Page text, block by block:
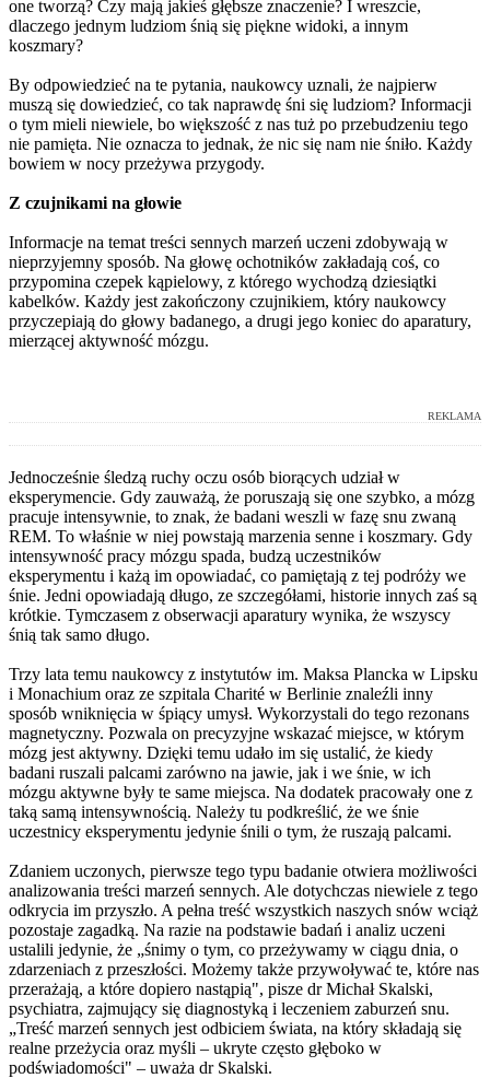
one tworzą? Czy mają jakieś głębsze znaczenie? I wreszcie,
dlaczego jednym ludziom śnią się piękne widoki, a innym
koszmary?
By odpowiedzieć na te pytania, naukowcy uznali, że najpierw
muszą się dowiedzieć, co tak naprawdę śni się ludziom? Informacji
o tym mieli niewiele, bo większość z nas tuż po przebudzeniu tego
nie pamięta. Nie oznacza to jednak, że nic się nam nie śniło. Każdy
bowiem w nocy przeżywa przygody.
Z czujnikami na głowie
Informacje na temat treści sennych marzeń uczeni zdobywają w
nieprzyjemny sposób. Na głowę ochotników zakładają coś, co
przypomina czepek kąpielowy, z którego wychodzą dziesiątki
kabelków. Każdy jest zakończony czujnikiem, który naukowcy
przyczepiają do głowy badanego, a drugi jego koniec do aparatury,
mierzącej aktywność mózgu.
REKLAMA
Jednocześnie śledzą ruchy oczu osób biorących udział w
eksperymencie. Gdy zauważą, że poruszają się one szybko, a mózg
pracuje intensywnie, to znak, że badani weszli w fazę snu zwaną
REM. To właśnie w niej powstają marzenia senne i koszmary. Gdy
intensywność pracy mózgu spada, budzą uczestników
eksperymentu i każą im opowiadać, co pamiętają z tej podróży we
śnie. Jedni opowiadają długo, ze szczegółami, historie innych zaś są
krótkie. Tymczasem z obserwacji aparatury wynika, że wszyscy
śnią tak samo długo.
Trzy lata temu naukowcy z instytutów im. Maksa Plancka w Lipsku
i Monachium oraz ze szpitala Charité w Berlinie znaleźli inny
sposób wniknięcia w śpiący umysł. Wykorzystali do tego rezonans
magnetyczny. Pozwala on precyzyjne wskazać miejsce, w którym
mózg jest aktywny. Dzięki temu udało im się ustalić, że kiedy
badani ruszali palcami zarówno na jawie, jak i we śnie, w ich
mózgu aktywne były te same miejsca. Na dodatek pracowały one z
taką samą intensywnością. Należy tu podkreślić, że we śnie
uczestnicy eksperymentu jedynie śnili o tym, że ruszają palcami.
Zdaniem uczonych, pierwsze tego typu badanie otwiera możliwości
analizowania treści marzeń sennych. Ale dotychczas niewiele z tego
odkrycia im przyszło. A pełna treść wszystkich naszych snów wciąż
pozostaje zagadką. Na razie na podstawie badań i analiz uczeni
ustalili jedynie, że „śnimy o tym, co przeżywamy w ciągu dnia, o
zdarzeniach z przeszłości. Możemy także przywoływać te, które nas
przerażają, a które dopiero nastąpią", pisze dr Michał Skalski,
psychiatra, zajmujący się diagnostyką i leczeniem zaburzeń snu.
„Treść marzeń sennych jest odbiciem świata, na który składają się
realne przeżycia oraz myśli – ukryte często głęboko w
podświadomości" – uważa dr Skalski.